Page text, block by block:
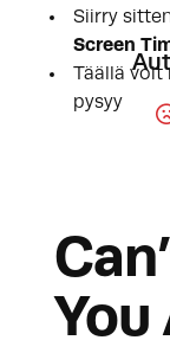
Siirry
Screen
Täällä voit
pysyy auki.
You